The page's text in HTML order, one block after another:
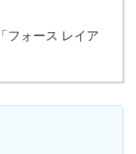
フォース レイア